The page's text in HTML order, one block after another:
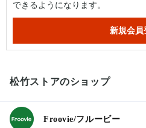
できるようになります。
松竹ストアのショップ
Froovie/フルービー